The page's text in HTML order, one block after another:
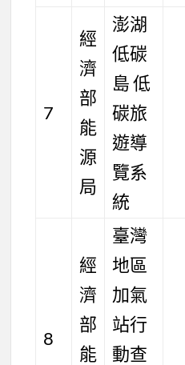
7
經
濟
部
能
源
局
澎湖
低碳
島 低
碳旅
遊導
覽系
統
8
經
濟
部
能
臺灣
地區
加氣
站行
動查